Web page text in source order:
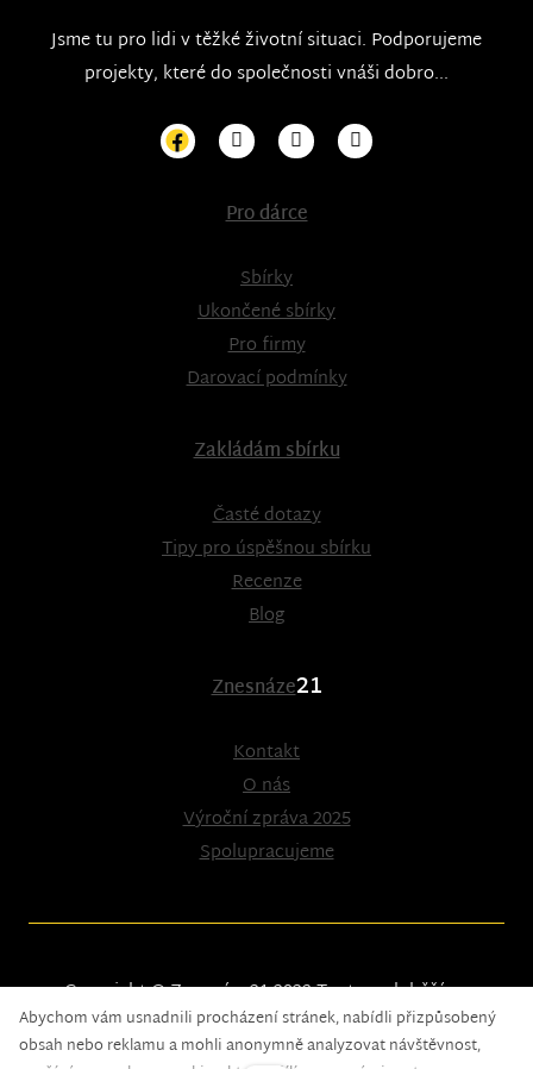
Jsme tu pro lidi v těžké životní situaci. Podporujeme
projekty, které do společnosti vnáši dobro...
Pro dárce
Sbírky
Ukončené sbírky
Pro firmy
Darovací podmínky
Zakládám sbírku
Časté dotazy
Tipy pro úspěšnou sbírku
Recenze
Blog
Znesnáze21
Kontakt
O nás
Výroční zpráva 2025
Spolupracujeme
Copyright © Znesnáze21 2023Tento web běží na
solidpixels.
Abychom vám usnadnili procházení stránek, nabídli přizpůsobený
obsah nebo reklamu a mohli anonymně analyzovat návštěvnost,